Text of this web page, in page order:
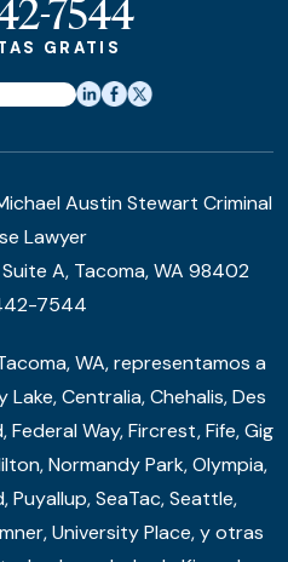
7544
GRATIS
Austin Stewart Criminal
Lawyer
A, Tacoma, WA 98402
7544
WA, representamos a
Centralia, Chehalis, Des
Way, Fircrest, Fife, Gig
Normandy Park, Olympia,
Puyallup, SeaTac, Seattle,
University Place, y otras